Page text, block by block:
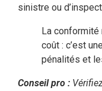
sinistre ou
La conformité
coût : c’est
pénalités et
Conseil pro :